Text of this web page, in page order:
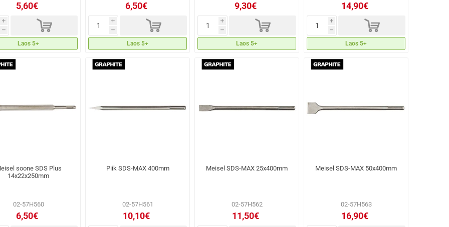
5,60€
i
h d
Laos 5+
6,50€
i
h d
Laos 5+
9,30€
i
h d
Laos 5+
14,90€
i
h d
Laos 5+
soone SDS Plus
14x22x250mm
02-57H560
6,50€
Piik SDS-MAX 400mm
02-57H561
10,10€
Meisel SDS-MAX 25x400mm
02-57H562
11,50€
Meisel SDS-MAX 50x400mm
02-57H563
16,90€